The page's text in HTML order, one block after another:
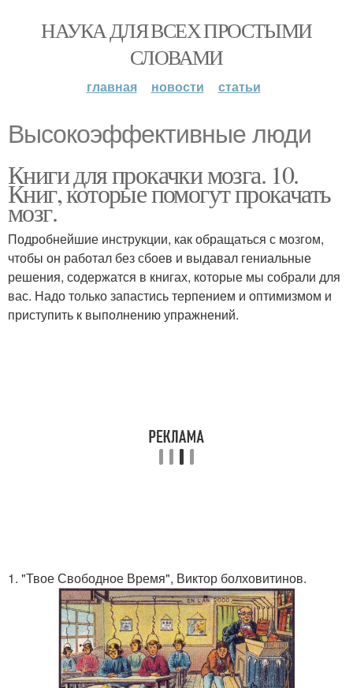
НАУКА ДЛЯ ВСЕХ ПРОСТЫМИ
СЛОВАМИ
главная новости статьи
Высокоэффективные люди
Книги для прокачки мозга. 10.
Книг, которые помогут прокачать
мозг.
Подробнейшие инструкции, как обращаться с мозгом,
чтобы он работал без сбоев и выдавал гениальные
решения, содержатся в книгах, которые мы собрали для
вас. Надо только запастись терпением и оптимизмом и
приступить к выполнению упражнений.
1. "Твое Свободное Время", Виктор болховитинов.